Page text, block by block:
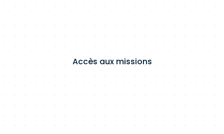
Accès aux missions